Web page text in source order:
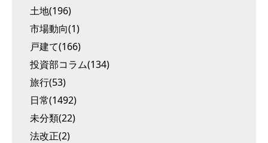
土地(196)
市場動向(1)
戸建て(166)
投資部コラム(134)
旅行(53)
日常(1492)
未分類(22)
法改正(2)